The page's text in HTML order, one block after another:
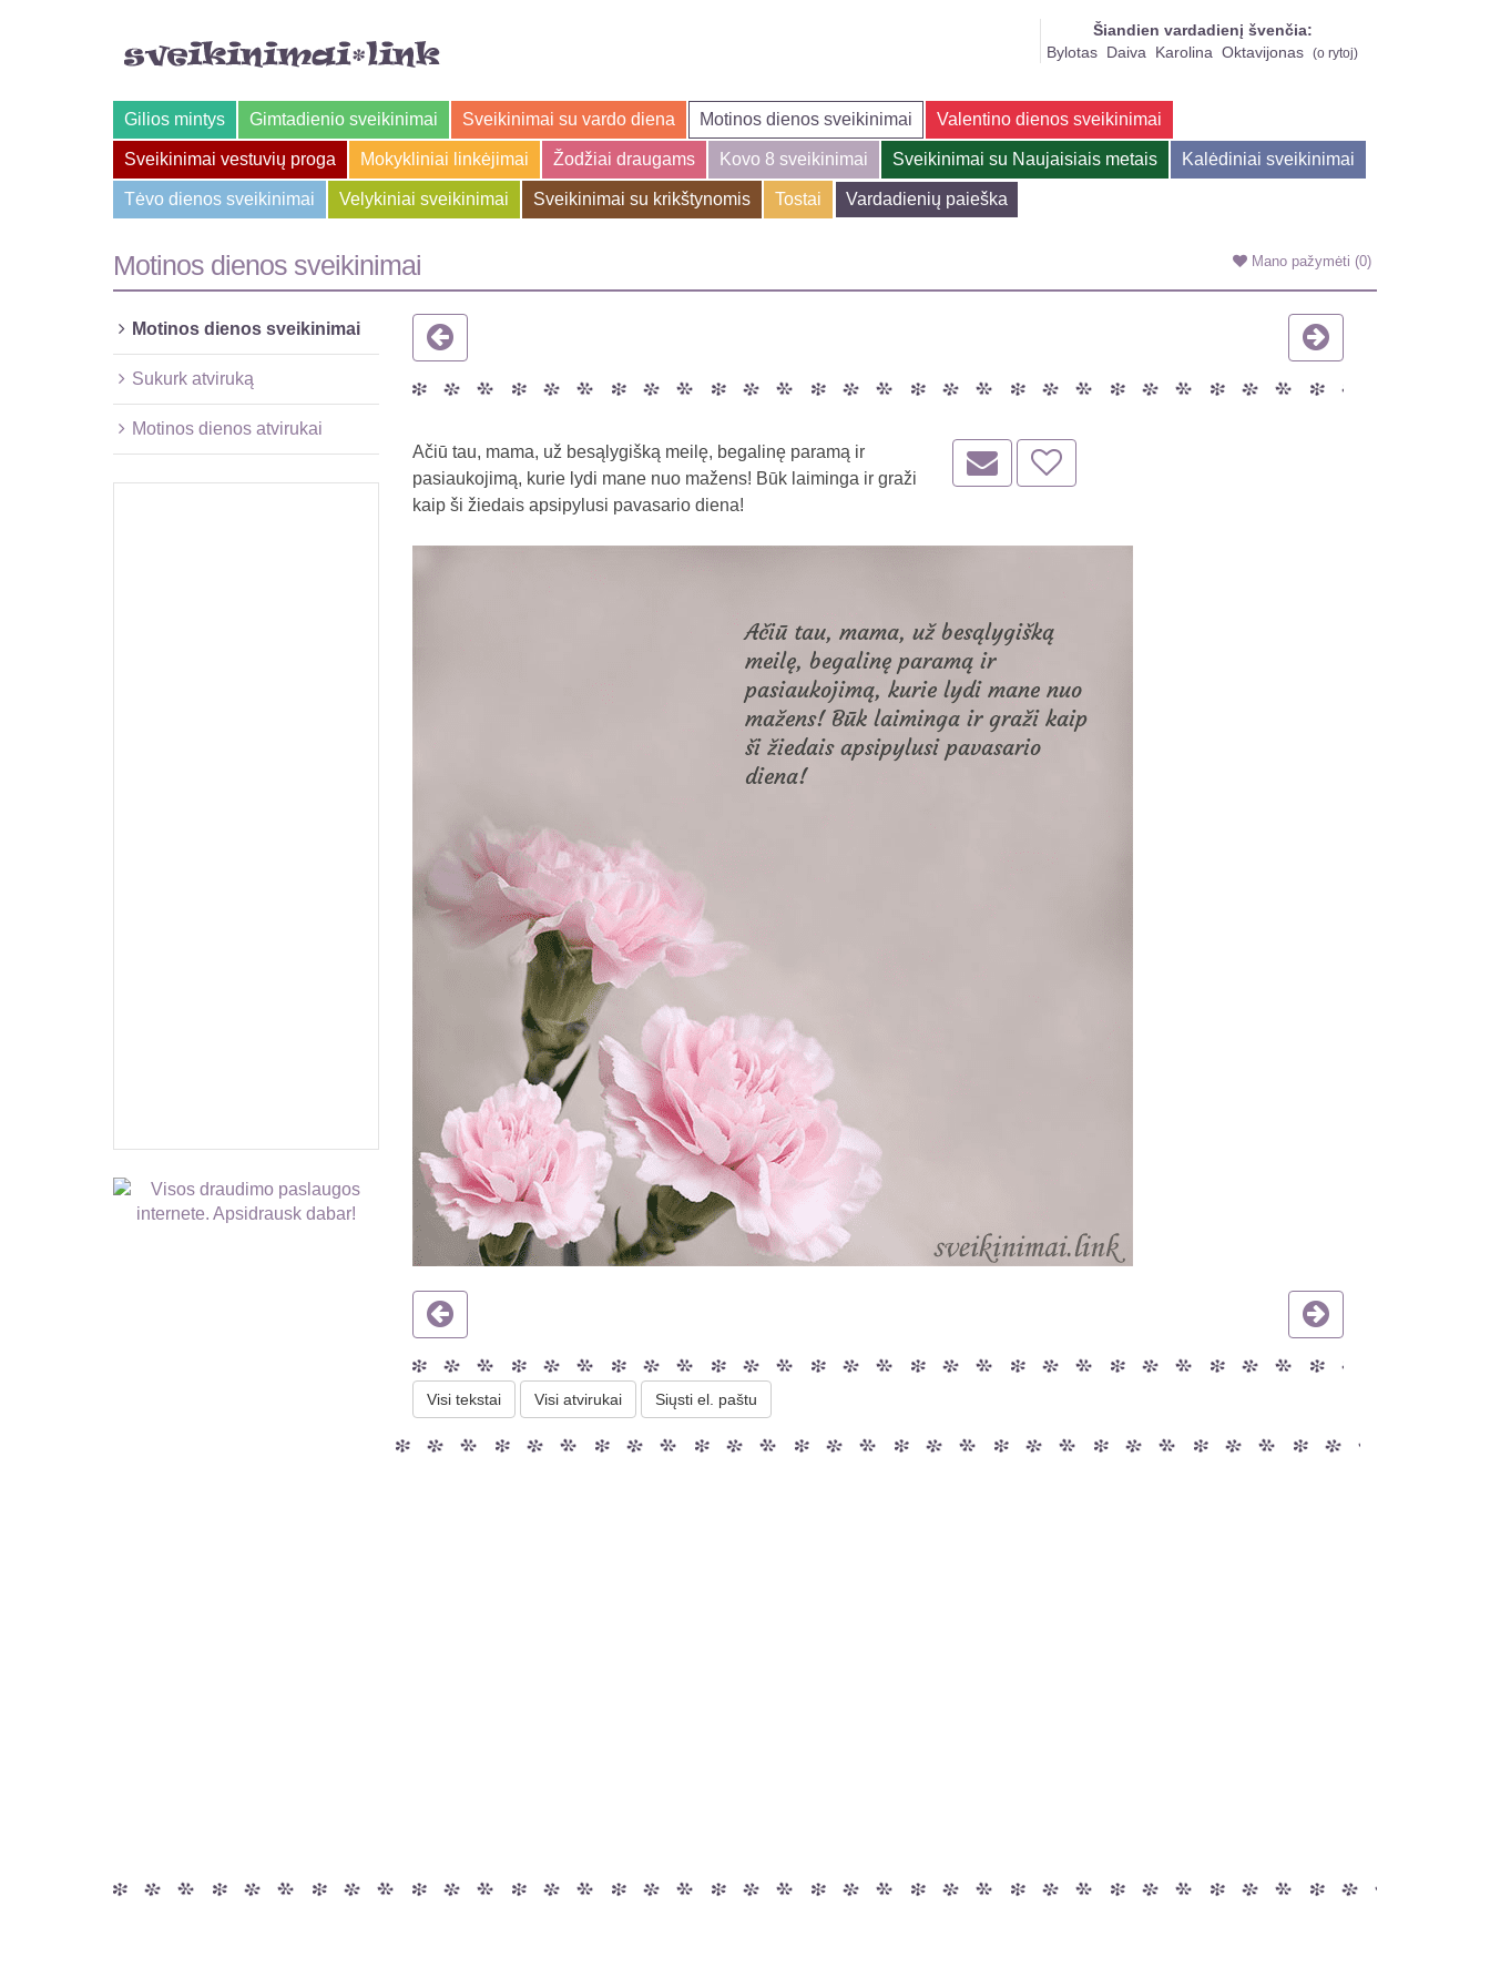
Šiandien vardadienį švenčia:
Bylotas Daiva Karolina Oktavijonas (o rytoj)
Gilios mintys Gimtadienio sveikinimai Sveikinimai su vardo diena Motinos dienos sveikinimai Valentino dienos sveikinimai
Sveikinimai vestuvių proga Mokykliniai linkėjimai Žodžiai draugams Kovo 8 sveikinimai Sveikinimai su Naujaisiais metais Kalėdiniai sveikinimai
Tėvo dienos sveikinimai Velykiniai sveikinimai Sveikinimai su krikštynomis Tostai Vardadienių paieška
Mano pažymėti (0)
Motinos dienos sveikinimai
Motinos dienos sveikinimai
Sukurk atviruką
Motinos dienos atvirukai
Ačiū tau, mama, už besąlygišką meilę, begalinę paramą ir
pasiaukojimą, kurie lydi mane nuo mažens! Būk laiminga ir graži
kaip ši žiedais apsipylusi pavasario diena!
Visi tekstai Visi atvirukai Siųsti el. paštu